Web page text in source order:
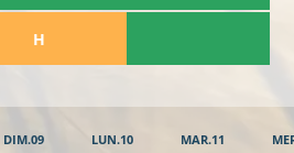
​H
DIM.09 LUN.10 MAR.11